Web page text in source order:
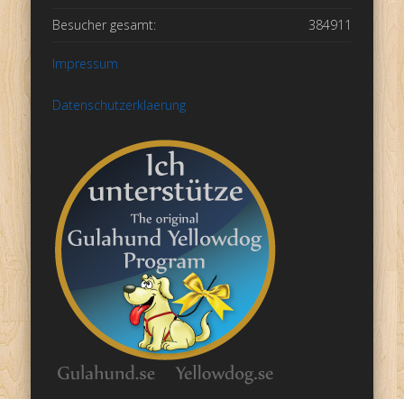
384911
Besucher gesamt:
Impressum
Datenschutzerklaerung